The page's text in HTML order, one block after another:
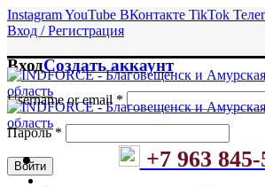
InstagramYouTube ВКонтакте TikTok
Вход / Регистрация
ВходСоздать аккаунт
Username or email *
Пароль*
Войти +7 963